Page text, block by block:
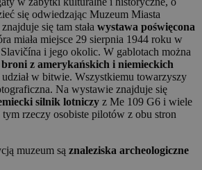
się odwiedzając Muzeum Miasta
się tam stała wystawa poświęcona
miała miejsce 29 sierpnia 1944 roku w
i jego okolic. W gablotach można
broni z amerykańskich i niemieckich
udział w bitwie. Wszystkiemu towarzyszy
Na wystawie znajduje się
silnik lotniczy z Me 109 G6 i wiele
rzeczy osobiste pilotów z obu stron
muzeum są znaleziska archeologiczne